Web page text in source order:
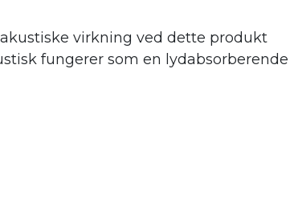
virkning ved dette produkt
fungerer som en lydabsorberende